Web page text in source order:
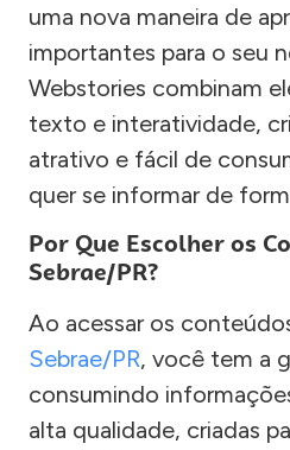
uma nova maneira de
importantes para o seu
Webstories combinam
texto e interatividade,
atrativo e fácil de
quer se informar de
Por Que Escolher os
Sebrae/PR?
Ao acessar os
Sebrae/PR, você tem a
consumindo
alta qualidade, criadas